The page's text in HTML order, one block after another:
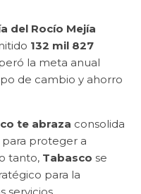
del Rocío Mejía
132 mil 827
la meta anual
de cambio y ahorro
te abraza consolida
para proteger a
tanto, Tabasco se
para la